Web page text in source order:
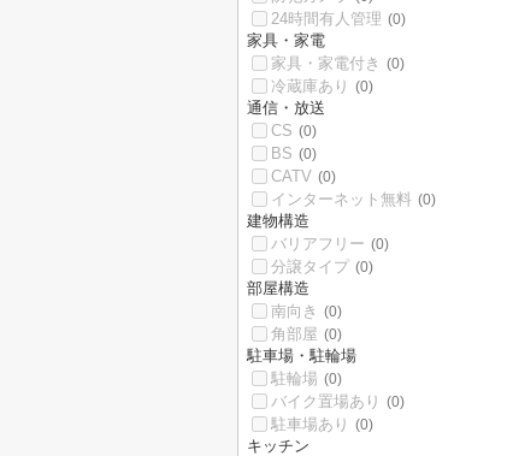
24時間有人管理 (0)
家具・家電
家具・家電付き
(0)
冷蔵庫あり (0)
通信・放送
CS (0)
BS (0)
CATV (0)
インターネット無料 (0)
建物構造
バリアフリー (0)
分譲タイプ (0)
部屋構造
南向き
(0)
角部屋 (0)
駐車場・駐輪場
駐輪場 (0)
バイク置場あり (0)
駐車場あり (0)
キッチン